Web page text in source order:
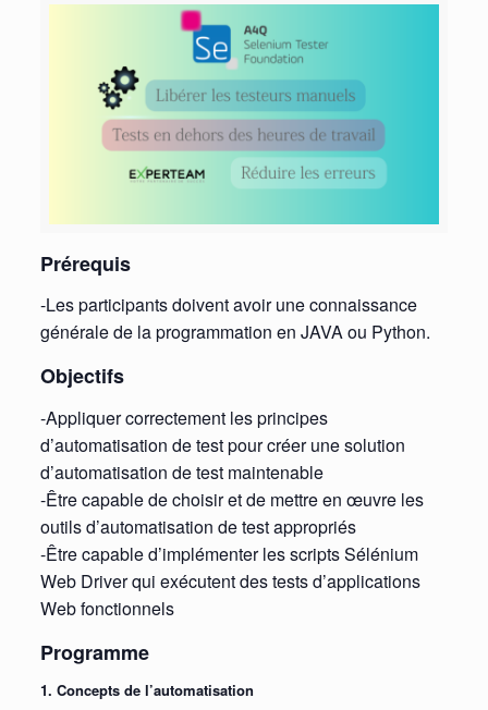
Prérequis
-Les participants doivent avoir une connaissance
générale de la programmation en JAVA ou Python.
Objectifs
-Appliquer correctement les principes
d’automatisation de test pour créer une solution
d’automatisation de test maintenable
-Être capable de choisir et de mettre en œuvre les
outils d’automatisation de test appropriés
-Être capable d’implémenter les scripts Sélénium
Web Driver qui exécutent des tests d’applications
Web fonctionnels
Programme
1. Concepts de l’automatisation